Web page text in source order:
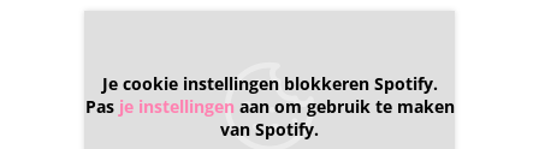
Je cookie instellingen blokkeren Spotify.
Pas je instellingen aan om gebruik te maken
van Spotify.